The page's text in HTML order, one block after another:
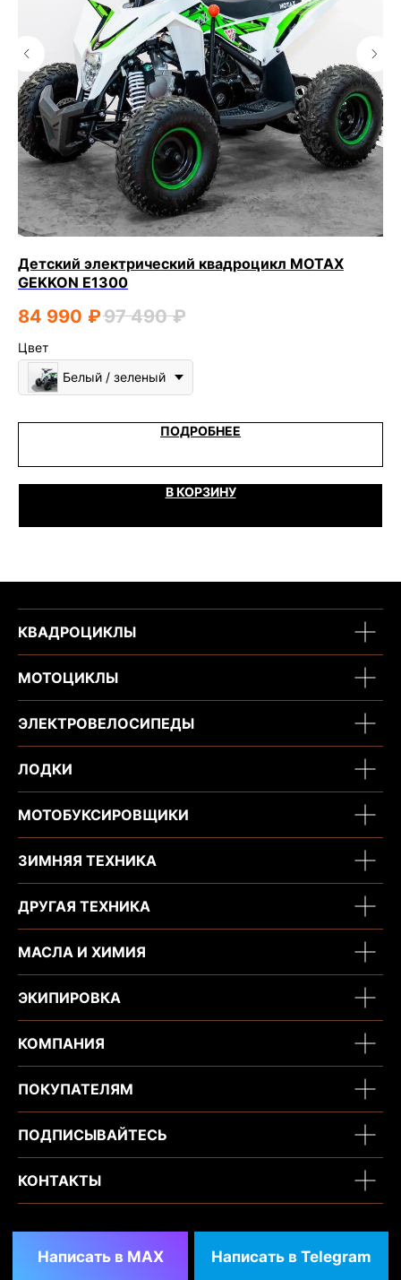
Детский электрический квадроцикл MOTAX
GEKKON E1300
84 990 ₽97 490 ₽
Цвет
Белый / зеленый
ПОДРОБНЕЕ
В КОРЗИНУ
КВАДРОЦИКЛЫ
МОТОЦИКЛЫ
ЭЛЕКТРОВЕЛОСИПЕДЫ
ЛОДКИ
МОТОБУКСИРОВЩИКИ
ЗИМНЯЯ ТЕХНИКА
ДРУГАЯ ТЕХНИКА
МАСЛА И ХИМИЯ
ЭКИПИРОВКА
КОМПАНИЯ
ПОКУПАТЕЛЯМ
ПОДПИСЫВАЙТЕСЬ
КОНТАКТЫ